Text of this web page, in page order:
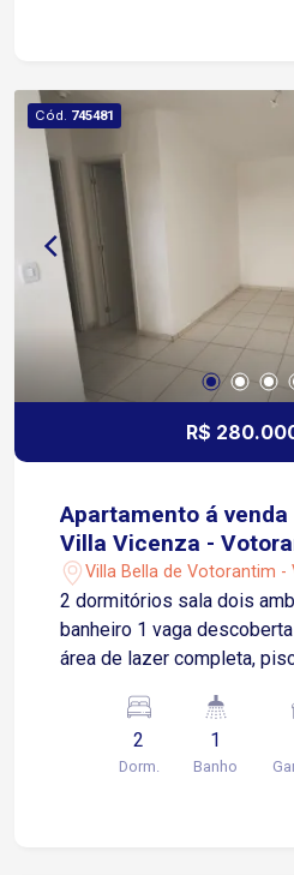
projetor Automação
Piscina aquecida Sauna
completo Bar com telão
com hidro Deck + pergolado
Cód. 745481
R$
Apartamento á
Villa Vicenza -
Villa Bella de Votorantim
2 dormitórios sala dois
banheiro 1 vaga
área de lazer completa,
2
Dorm.
1
Banho